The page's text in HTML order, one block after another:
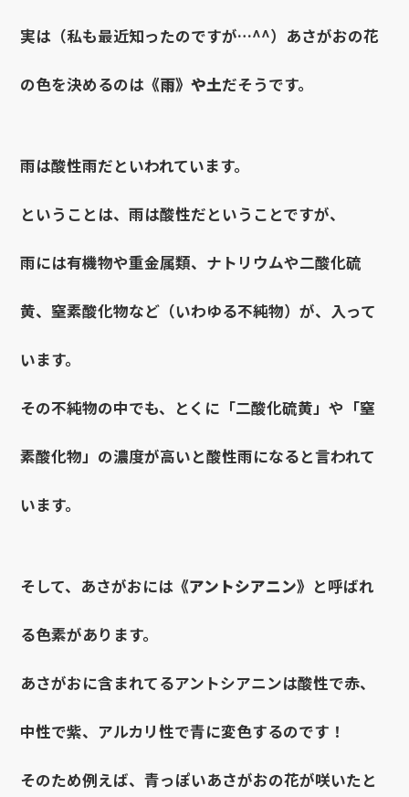
実は（私も最近知ったのですが…^^）あさがおの花
の色を決めるのは 《雨》や土だそうです。
雨は酸性雨だといわれています。
ということは、雨は酸性だということですが、
雨には有機物や重金属類、ナトリウムや二酸化硫
黄、窒素酸化物など（いわゆる不純物）が、入って
います。
その不純物の中でも、とくに「二酸化硫黄」や「窒
素酸化物」の濃度が高いと酸性雨になると言われて
います。
そして、あさがおには 《アントシアニン》 と呼ばれ
る色素があります。
あさがおに含まれてるアントシアニンは酸性で赤、
中性で紫、アルカリ性で青に変色するのです！
そのため例えば、青っぽいあさがおの花が咲いたと